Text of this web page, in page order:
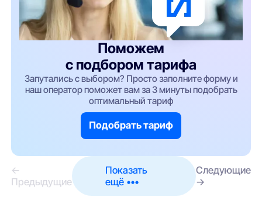
Поможем
с подбором тарифа
Запутались с выбором? Просто заполните форму и
наш оператор поможет вам за 3 минуты подобрать
оптимальный тариф
Подобрать тариф
←
Предыдущие
Показать
ещё •••
Следующие
→